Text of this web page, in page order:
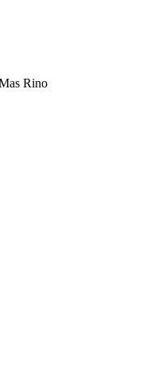
Rino